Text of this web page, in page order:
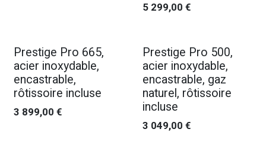
5 299,00 €
Prestige Pro 665,
acier inoxydable,
encastrable,
rôtissoire incluse
3 899,00 €
Prestige Pro 500,
acier inoxydable,
encastrable, gaz
naturel, rôtissoire
incluse
3 049,00 €